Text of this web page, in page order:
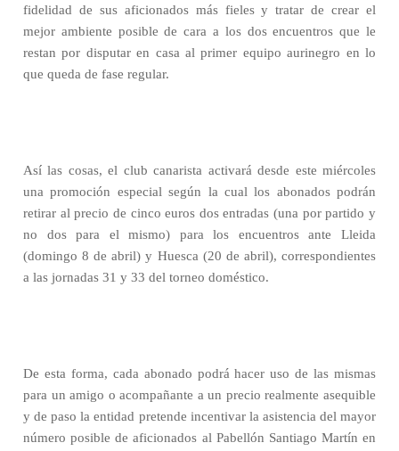
fidelidad de sus aficionados más fieles y tratar de crear el
mejor ambiente posible de cara a los dos encuentros que le
restan por disputar en casa al primer equipo aurinegro en lo
que queda de fase regular.
Así las cosas, el club canarista activará desde este miércoles
una promoción especial según la cual los abonados podrán
retirar al precio de cinco euros dos entradas (una por partido y
no dos para el mismo) para los encuentros ante Lleida
(domingo 8 de abril) y Huesca (20 de abril), correspondientes
a las jornadas 31 y 33 del torneo doméstico.
De esta forma, cada abonado podrá hacer uso de las mismas
para un amigo o acompañante a un precio realmente asequible
y de paso la entidad pretende incentivar la asistencia del mayor
número posible de aficionados al Pabellón Santiago Martín en